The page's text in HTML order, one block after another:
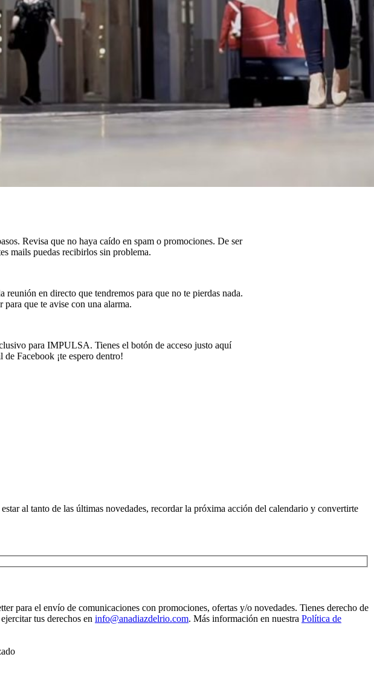
Revisa que no haya caído en spam o promociones. De ser
mails puedas recibirlos sin problema.
en directo que tendremos para que no te pierdas nada.
que te avise con una alarma.
para IMPULSA. Tienes el botón de acceso justo aquí
Facebook ¡te espero dentro!
al tanto de las últimas novedades, recordar la próxima acción del calendario y convertirte
para el envío de comunicaciones con promociones, ofertas y/o novedades. Tienes derecho de
tus derechos en info@anadiazdelrio.com. Más información en nuestra Política de